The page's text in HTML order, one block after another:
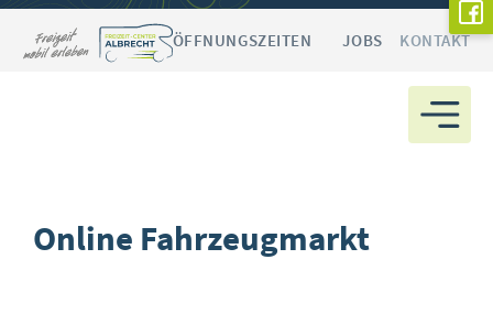
ÖFFNUNGSZEITEN JOBS KONTAKT
Online Fahrzeugmarkt